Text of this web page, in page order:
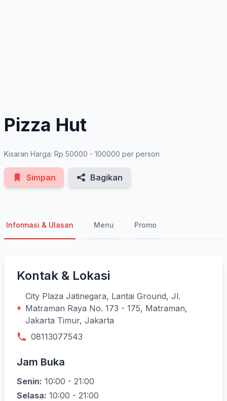
Pizza Hut
Kisaran Harga: Rp 50000 - 100000 per person
Simpan Bagikan
Informasi & Ulasan Menu Promo
Kontak & Lokasi
City Plaza Jatinegara, Lantai Ground, Jl.
Matraman Raya No. 173 - 175, Matraman,
Jakarta Timur, Jakarta
08113077543
Jam Buka
Senin: 10:00 - 21:00
Selasa: 10:00 - 21:00